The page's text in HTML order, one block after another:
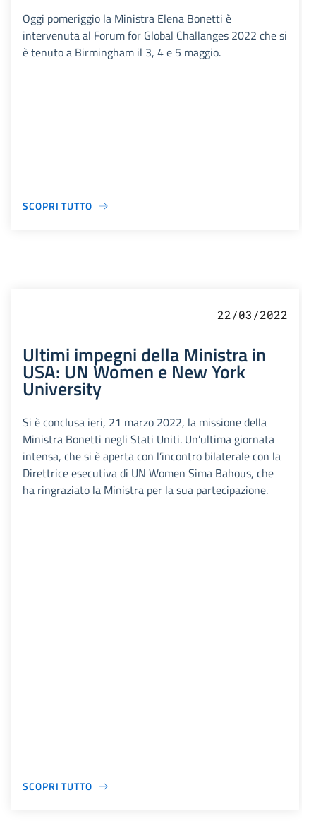
Oggi pomeriggio la Ministra Elena Bonetti è
intervenuta al Forum for Global Challanges 2022 che si
è tenuto a Birmingham il 3, 4 e 5 maggio.
SCOPRI TUTTO
22/03/2022
Ultimi impegni della Ministra in
USA: UN Women e New York
University
Si è conclusa ieri, 21 marzo 2022, la missione della
Ministra Bonetti negli Stati Uniti. Un’ultima giornata
intensa, che si è aperta con l’incontro bilaterale con la
Direttrice esecutiva di UN Women Sima Bahous, che
ha ringraziato la Ministra per la sua partecipazione.
SCOPRI TUTTO